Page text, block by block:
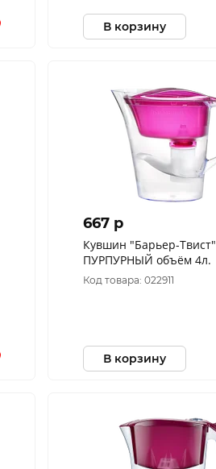
В корзину
667 p
Кувшин "Барьер-Твист"
ПУРПУРНЫЙ объём 4л.
Код товара: 022911
В корзину